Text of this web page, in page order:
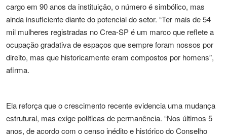
cargo em 90 anos da instituição, o número é simbólico, mas
ainda insuficiente diante do potencial do setor. “Ter mais de 54
mil mulheres registradas no Crea-SP é um marco que reflete a
ocupação gradativa de espaços que sempre foram nossos por
direito, mas que historicamente eram compostos por homens”,
afirma.
Ela reforça que o crescimento recente evidencia uma mudança
estrutural, mas exige políticas de permanência. “Nos últimos 5
anos, de acordo com o censo inédito e histórico do Conselho